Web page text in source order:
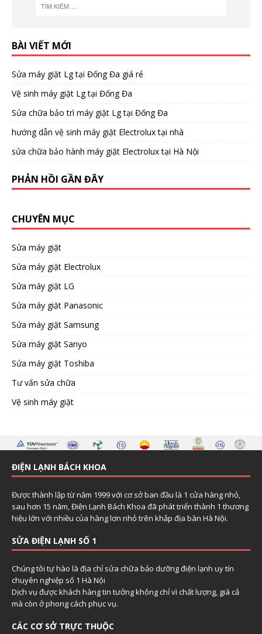
BÀI VIẾT MỚI
Sửa máy giặt Lg tại Đống Đa giá rẻ
Vệ sinh máy giặt Lg tại Đống Đa
Sửa chữa bảo trì máy giặt Lg tại Đống Đa
hướng dẫn vệ sinh máy giặt Electrolux tại nhà
sửa chữa bảo hành máy giặt Electrolux tại Hà Nội
PHẢN HỒI GẦN ĐÂY
CHUYÊN MỤC
Sửa máy giặt
Sửa máy giặt Electrolux
Sửa máy giặt LG
Sửa máy giặt Panasonic
Sửa máy giặt Samsung
Sửa máy giặt Sanyo
Sửa máy giặt Toshiba
Tư vấn sửa chữa
Vệ sinh máy giặt
ĐIỆN LẠNH BÁCH KHOA
Được thành lập từ năm 1999 với cơ sở ban đầu là 1 cửa hàng nhỏ,
sau hơn 15 năm, Điện Lạnh Bách Khoa đã phát triển thành 1 thương
hiệu lớn với nhiều của hàng lơn nhỏ trên khắp địa bàn Hà Nội.
SỬA ĐIỆN LẠNH SỐ 1
Chúng tôi tự hào là địa chỉ sửa chữa bảo dưỡng điện lạnh uy tín
chuyên nghiệp số 1 Hà Nội
Dịch vụ được khách hàng tin tưởng không chỉ vì chất lượng, giá cả
mà còn ở phong cách phục vụ.
CÁC CƠ SỞ TRỰC THUỘC